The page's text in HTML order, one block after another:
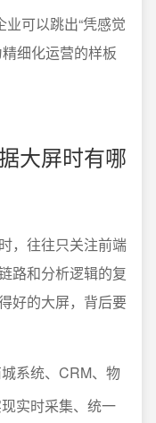
业可以跳出“凭感觉
细化运营的样板
大屏时有哪
，往往只关注前端
路和分析逻辑的复
好的大屏，背后要
系统、CRM、物
实时采集、统一